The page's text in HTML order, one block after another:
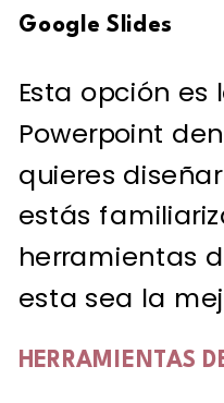
Google Slides
Esta opción es
Powerpoint
quieres
estás
herramientas
esta sea la
HERRAMIENTAS